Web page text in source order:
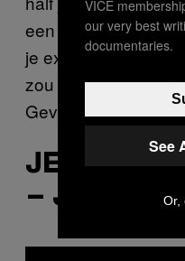
een akoestisch
je ex-geliefde en te
zou zijn jezelf bij de
Gevaarlijke content,
JEROEN
– JIJ BENT
VICE
our very best
documentaries.
See
Or,